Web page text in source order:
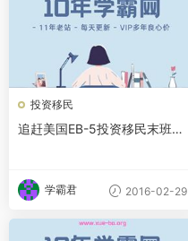
投资移民
追赶美国EB-5投资移民末班车
学霸君 2016-02-29